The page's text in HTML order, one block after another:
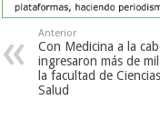
Anterior
Con Medicina a la
ingresaron más de
la facultad de
Salud